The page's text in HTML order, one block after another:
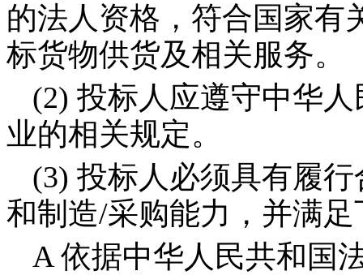
的法人资格，符合国家有
标货物供货及相关服务。
(2) 投标人应遵守中华
业的相关规定。
(3) 投标人必须具有履
和制造/采购能力，并满
A 依据中华人民共和国